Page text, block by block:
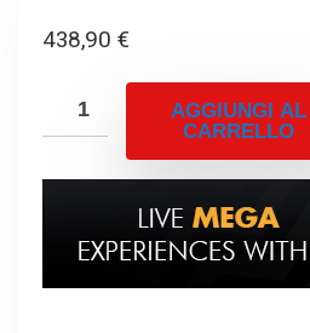
438,90 €
AGGIUNGI AL
CARRELLO